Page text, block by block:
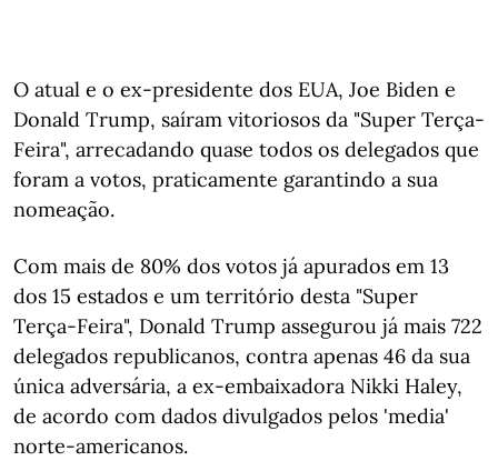
O atual e o ex-presidente dos EUA, Joe Biden e
Donald Trump, saíram vitoriosos da "Super Terça-
Feira", arrecadando quase todos os delegados que
foram a votos, praticamente garantindo a sua
nomeação.
Com mais de 80% dos votos já apurados em 13
dos 15 estados e um território desta "Super
Terça-Feira", Donald Trump assegurou já mais 722
delegados republicanos, contra apenas 46 da sua
única adversária, a ex-embaixadora Nikki Haley,
de acordo com dados divulgados pelos 'media'
norte-americanos.